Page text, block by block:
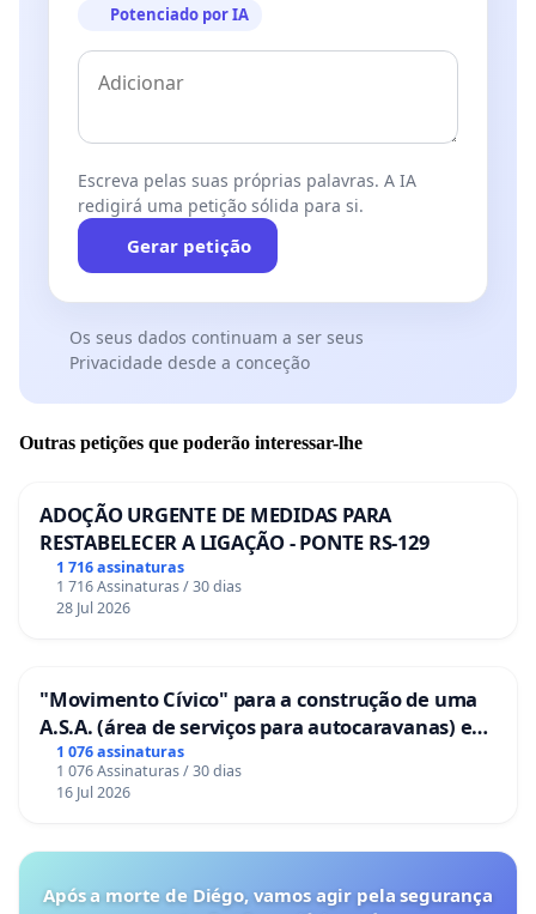
Potenciado por IA
Escreva pelas suas próprias palavras. A IA
redigirá uma petição sólida para si.
Gerar petição
Os seus dados continuam a ser seus
Privacidade desde a conceção
Outras petições que poderão interessar-lhe
ADOÇÃO URGENTE DE MEDIDAS PARA
RESTABELECER A LIGAÇÃO - PONTE RS-129
1 716 assinaturas
1 716 Assinaturas / 30 dias
28 Jul 2026
"Movimento Cívico" para a construção de uma
A.S.A. (área de serviços para autocaravanas) em
Coimbra
1 076 assinaturas
1 076 Assinaturas / 30 dias
16 Jul 2026
Após a morte de Diégo, vamos agir pela segurança